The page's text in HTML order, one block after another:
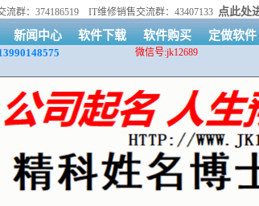
流群：374186519 IT维修销售交流群：43407133 点此处
新闻中心 软件下载 软件购买 定做软件
微信号:jk12689